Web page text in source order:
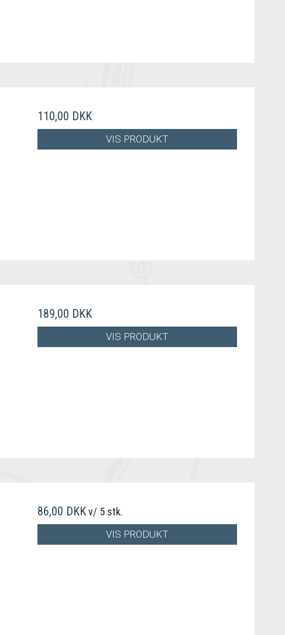
110,00 DKK
VIS PRODUKT
189,00 DKK
VIS PRODUKT
86,00 DKKv/ 5 stk.
VIS PRODUKT